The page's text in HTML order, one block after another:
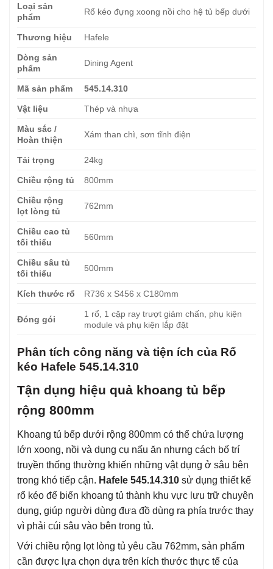
Loại sản
phẩm
Rổ kéo đựng xoong nồi cho hệ tủ bếp dưới
Thương hiệu Hafele
Dòng sản
phẩm
Dining Agent
Mã sản phẩm 545.14.310
Vật liệu Thép và nhựa
Màu sắc /
Hoàn thiện
Xám than chì, sơn tĩnh điện
Tải trọng 24kg
Chiều rộng tủ 800mm
Chiều rộng
lọt lòng tủ
762mm
Chiều cao tủ
tối thiểu
560mm
Chiều sâu tủ
tối thiểu
500mm
Kích thước rổ R736 x S456 x C180mm
Đóng gói
1 rổ, 1 cặp ray trượt giảm chấn, phụ kiện
module và phụ kiện lắp đặt
Phân tích công năng và tiện ích của Rổ
kéo Hafele 545.14.310
Tận dụng hiệu quả khoang tủ bếp
rộng 800mm
Khoang tủ bếp dưới rộng 800mm có thể chứa lượng
lớn xoong, nồi và dụng cụ nấu ăn nhưng cách bố trí
truyền thống thường khiến những vật dụng ở sâu bên
trong khó tiếp cận. Hafele 545.14.310 sử dụng thiết kế
rổ kéo để biến khoang tủ thành khu vực lưu trữ chuyên
dụng, giúp người dùng đưa đồ dùng ra phía trước thay
vì phải cúi sâu vào bên trong tủ.
Với chiều rộng lọt lòng tủ yêu cầu 762mm, sản phẩm
cần được lựa chọn dựa trên kích thước thực tế của